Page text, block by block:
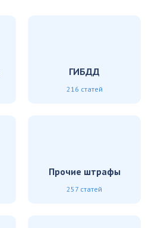
ГИБДД
216 статей
Прочие штрафы
257 статей